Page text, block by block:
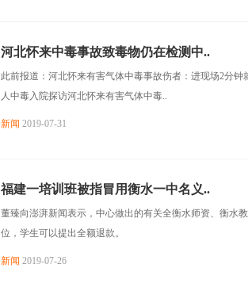
河北怀来中毒事故致毒物仍在检测中..
此前报道：河北怀来有害气体中毒事故伤者：进现场2分
人中毒入院探访河北怀来有害气体中毒..
新闻 2019-07-31
福建一培训班被指冒用衡水一中名义..
董臻向澎湃新闻表示，中心做出的有关全衡水师资、衡水
位，学生可以提出全额退款。
新闻 2019-07-26